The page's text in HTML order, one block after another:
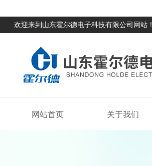
欢迎来到山东霍尔德电子科技有限公司网站！
网站首页 关于我们